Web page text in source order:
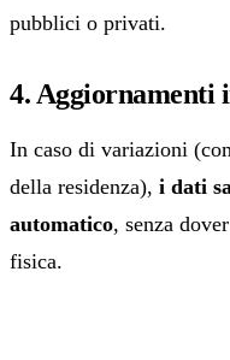
pubblici o privati.
4. Aggiornamenti
In caso di variazioni
della residenza), i dati
automatico, senza
fisica.